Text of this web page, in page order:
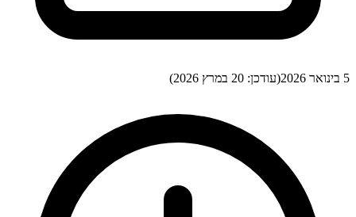
5 בינואר 2026 (עודכן: 20 במרץ 2026 )